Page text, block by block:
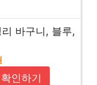
바구니, 블루,
인하기